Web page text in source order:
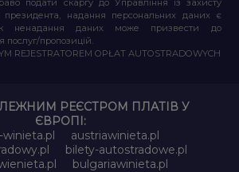
подати скаргу до Управління із захисту
президента, надання персональних даних є
ненадання даних може призвести до
послуг/пропозицій.
REJESTRATOREM OPŁAT AUTOSTRADOWYCH
РЕЄСТРОМ ПЛАТІВ У
ЄВРОПІ:
winieta.pl
austriawinieta.pl
bilety-autostradowe.pl
bulgariawinieta.pl